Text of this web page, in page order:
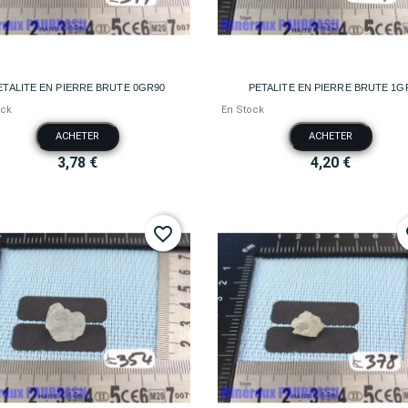
EN PIERRE BRUTE 0GR90
ACHETER
3,78 €
Aperçu rapide PETALITE EN PIERRE BRUTE
En Stock
ACHETER
4,20 €
Aperçu rapide
favorite_border